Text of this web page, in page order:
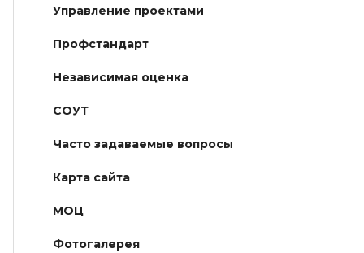
Управление проектами
Профстандарт
Независимая оценка
СОУТ
Часто задаваемые вопросы
Карта сайта
МОЦ
Фотогалерея